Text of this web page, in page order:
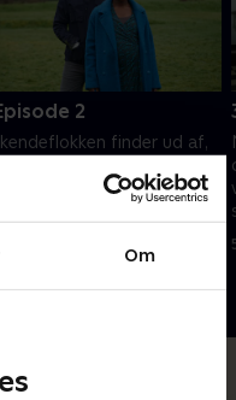
Om
2
finder ud af,
sine penge til en